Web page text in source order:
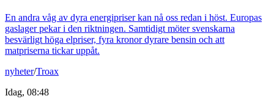
En andra våg av dyra energipriser kan nå oss redan i höst. Europas
gaslager pekar i den riktningen. Samtidigt möter svenskarna
besvärligt höga elpriser, fyra kronor dyrare bensin och att
matpriserna tickar uppåt.
nyheter/Troax
Idag, 08:48